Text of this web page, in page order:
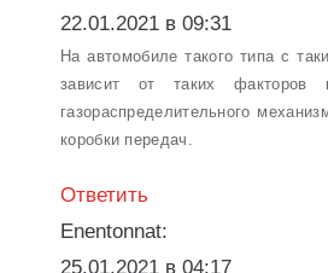
22.01.2021 в 09:31
На автомобиле такого типа с
зависит от таких факторов
газораспределительного
коробки передач.
Ответить
Enentonnat:
25.01.2021 в 04:17